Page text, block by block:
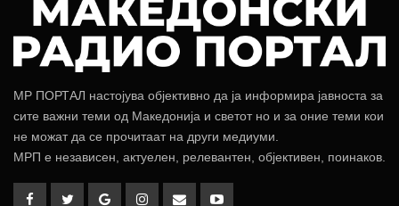
МР ПОРТАЛ настојува објективно да ја информира јавноста за
сите важни теми од Македонија и светот но и за оние теми кои
не можат да се прочитаат на други медиуми.
МРП е независен, актуелен, релевантен, објективен, поинаков.